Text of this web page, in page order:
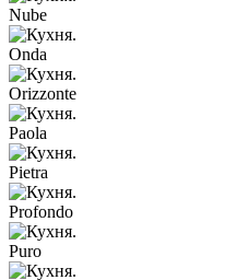
Nube
Onda
Orizzonte
Paola
Pietra
Profondo
Puro